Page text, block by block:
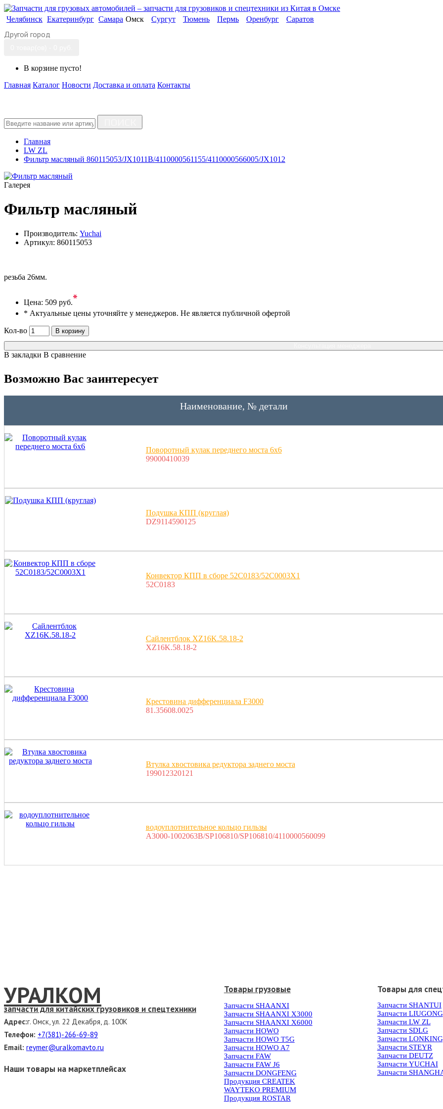
Челябинск Екатеринбург Самара Омск Сургут Тюмень Пермь Оренбург Саратов
Другой город
В корзине пусто!
Главная Каталог Новости Доставка и оплата Контакты
Главная
LW ZL
Фильтр масляный 860115053/JX1011B/4110000561155/4110000566005/JX1012
Галерея
Фильтр масляный
Производитель: Yuchai
Артикул: 860115053
резьба 26мм.
Цена: 509 руб.*
* Актуальные цены уточняйте у менеджеров. Не является публичной офертой
Кол-во
В корзину
В закладки В сравнение
Возможно Вас заинтересует
Наименование, № детали
Поворотный кулак переднего моста 6x6
99000410039
Подушка КПП (круглая)
DZ9114590125
Конвектор КПП в сборе 52C0183/52C0003X1
52C0183
Сайлентблок XZ16K.58.18-2
XZ16K.58.18-2
Крестовина дифференциала F3000
81.35608.0025
Втулка хвостовика редуктора заднего моста
199012320121
водоуплотнительное кольцо гильзы
A3000-1002063B/SP106810/SP106810/4110000560099
УРАЛКОМ
запчасти для китайских грузовиков и спецтехники
Адрес:г. Омск, ул. 22 Декабря, д. 100К
Телефон: +7(381)-266-69-89
Email: reymer@uralkomavto.ru
Наши товары на маркетплейсах
Товары грузовые
Запчасти SHAANXI
Запчасти SHAANXI X3000
Запчасти SHAANXI X6000
Запчасти HOWO
Запчасти HOWO T5G
Запчасти HOWO A7
Запчасти FAW
Запчасти FAW J6
Запчасти DONGFENG
Продукция CREATEK
WAYTEKO PREMIUM
Продукция ROSTAR
Товары для
Запчасти SHANTUI
Запчасти LIUGONG
Запчасти LW ZL
Запчасти SDLG
Запчасти
Запчасти STEYR
Запчасти DEUTZ
Запчасти YUCHAI
Запчасти